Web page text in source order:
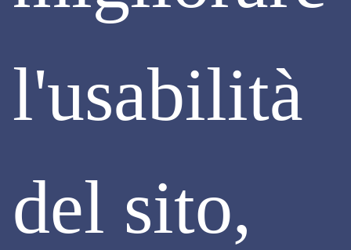
l'usabilità
del sito,